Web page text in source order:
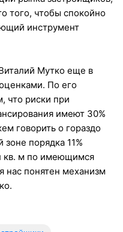
того, чтобы спокойно
инструмент
Мутко еще в
По его
что риски при
имеют 30%
говорить о гораздо
порядка 11%
кв. м по имеющимся
нас понятен механизм